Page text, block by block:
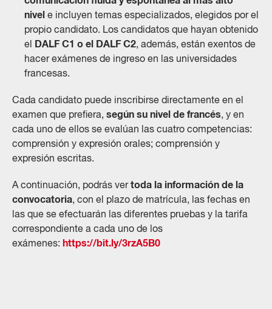
nivel e incluyen temas especializados, elegidos por el
propio candidato. Los candidatos que hayan obtenido
el DALF C1 o el DALF C2, además, están exentos de
hacer exámenes de ingreso en las universidades
francesas.
Cada candidato puede inscribirse directamente en el
examen que prefiera, según su nivel de francés, y en
cada uno de ellos se evalúan las cuatro competencias:
comprensión y expresión orales; comprensión y
expresión escritas.
A continuación, podrás vertoda la información de la
convocatoria, con el plazo de matrícula, las fechas en
las que se efectuarán las diferentes pruebas y la tarifa
correspondiente a cada uno de los
exámenes: https://bit.ly/3rzA5B0